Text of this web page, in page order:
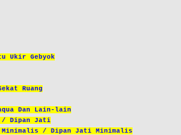
Ukir Gebyok
Ruang
Dan Lain-lain
/ Dipan Jati
Minimalis / Dipan Jati Minimalis